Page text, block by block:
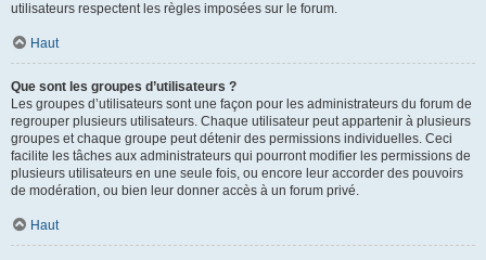
utilisateurs respectent les règles imposées sur le forum.
Haut
Que sont les groupes d’utilisateurs ?
Les groupes d’utilisateurs sont une façon pour les administrateurs du forum de
regrouper plusieurs utilisateurs. Chaque utilisateur peut appartenir à plusieurs
groupes et chaque groupe peut détenir des permissions individuelles. Ceci
facilite les tâches aux administrateurs qui pourront modifier les permissions de
plusieurs utilisateurs en une seule fois, ou encore leur accorder des pouvoirs
de modération, ou bien leur donner accès à un forum privé.
Haut